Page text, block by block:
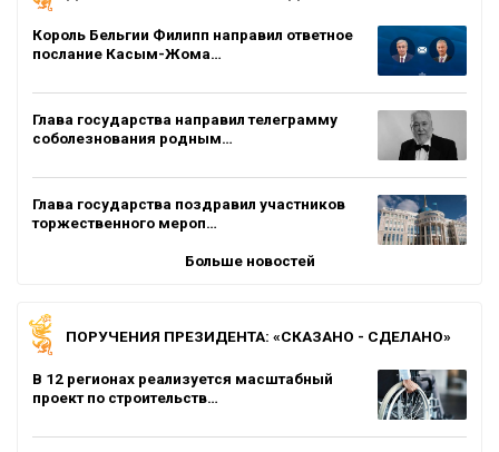
Король Бельгии Филипп направил ответное
послание Касым-Жома…
Глава государства направил телеграмму
соболезнования родным…
Глава государства поздравил участников
торжественного мероп…
Больше новостей
ПОРУЧЕНИЯ ПРЕЗИДЕНТА: «СКАЗАНО - СДЕЛАНО»
В 12 регионах реализуется масштабный
проект по строительств…